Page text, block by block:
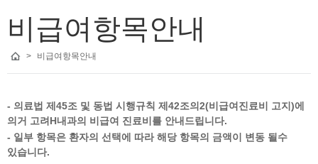
휴무일 : 일요일, 공휴일 휴진
- 구의동, 구의역1번 출구 스타벅스 건물 3층입니다.
- 최고 사양의 의료장비로 안전하고 정밀하게 검사합니다.
- 소화기 내과 분과 전문의, 내시경 전문의가 직접 시술하고 진료합니다.
- 건물 지상에 주차공간이 마련되어 있습니다.
비급여항목안내
> 비급여항목안내
- 의료법 제45조 및 동법 시행규칙 제42조의2(비급여진료비 고지)에
의거 고려H내과의 비급여 진료비를 안내드립니다.
- 일부 항목은 환자의 선택에 따라 해당 항목의 금액이 변동 될수
있습니다.